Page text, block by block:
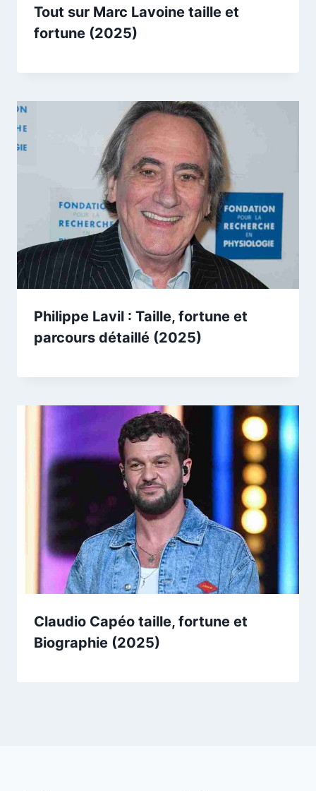
Tout sur Marc Lavoine taille et
fortune (2025)
Philippe Lavil : Taille, fortune et
parcours détaillé (2025)
Claudio Capéo taille, fortune et
Biographie (2025)